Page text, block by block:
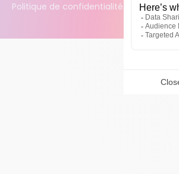
Politique de confidentialité